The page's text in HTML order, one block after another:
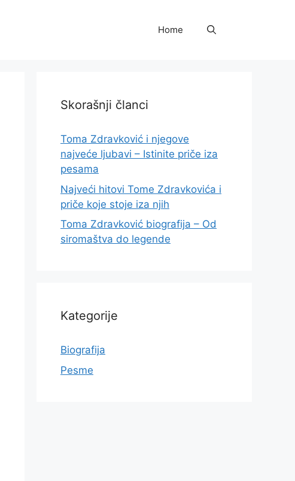
Home
Skorašnji članci
Toma Zdravković i njegove
najveće ljubavi – Istinite priče iza
pesama
Najveći hitovi Tome Zdravkovića i
priče koje stoje iza njih
Toma Zdravković biografija – Od
siromaštva do legende
Kategorije
Biografija
Pesme